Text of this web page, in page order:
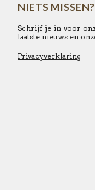
NIETS MISSEN?
Schrijf je in voor
laatste nieuws en
Privacyverklaring